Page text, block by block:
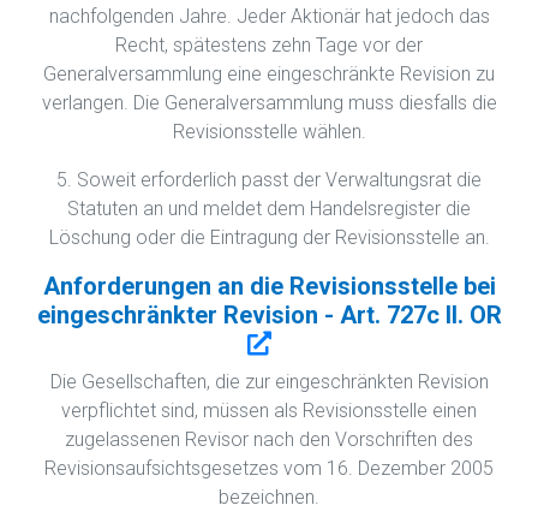
nachfolgenden Jahre. Jeder Aktionär hat jedoch das
Recht, spätestens zehn Tage vor der
Generalversammlung eine eingeschränkte Revision zu
verlangen. Die Generalversammlung muss diesfalls die
Revisionsstelle wählen.
5. Soweit erforderlich passt der Verwaltungsrat die
Statuten an und meldet dem Handelsregister die
Löschung oder die Eintragung der Revisionsstelle an.
Anforderungen an die Revisionsstelle bei
eingeschränkter Revision - Art. 727c II. OR
Die Gesellschaften, die zur eingeschränkten Revision
verpflichtet sind, müssen als Revisionsstelle einen
zugelassenen Revisor nach den Vorschriften des
Revisionsaufsichtsgesetzes vom 16. Dezember 2005
bezeichnen.